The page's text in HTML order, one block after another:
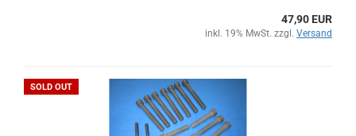
47,90 EUR
inkl. 19% MwSt. zzgl. Versand
SOLD OUT